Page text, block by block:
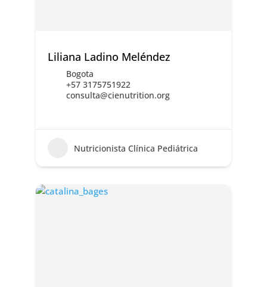
Liliana Ladino Meléndez
Bogota
+57 3175751922
consulta@cienutrition.org
Nutricionista Clínica Pediátrica